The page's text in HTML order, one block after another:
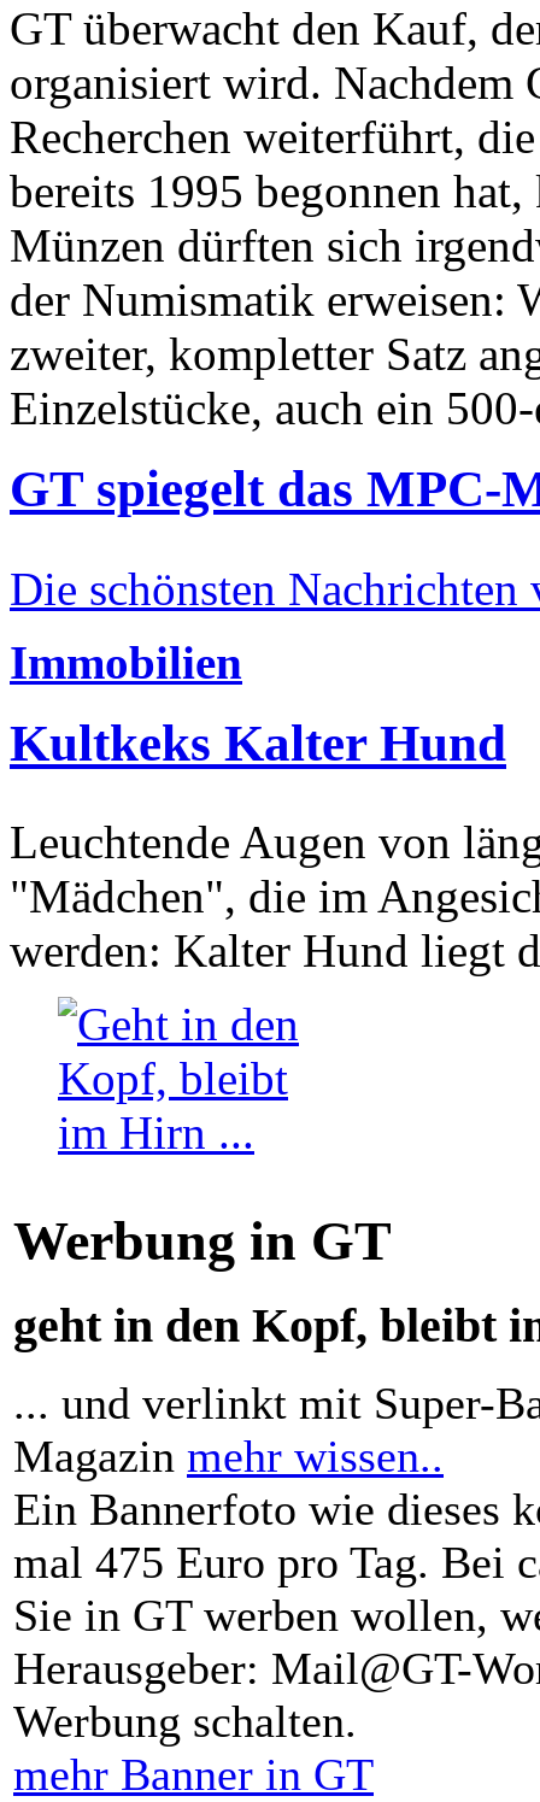
GT überwacht den Kauf,
organisiert wird. Nachdem
Recherchen weiterführt,
bereits 1995 begonnen
Münzen dürften sich
der Numismatik erweisen:
zweiter, kompletter Satz
Einzelstücke, auch ein
GT spiegelt das MPC-
Die schönsten Nachrichten
Immobilien
Kultkeks Kalter Hund
Leuchtende Augen von
"Mädchen", die im
werden: Kalter Hund liegt
Werbung in GT
geht in den Kopf, bleibt
... und verlinkt mit Super-
Magazin mehr wissen..
Ein Bannerfoto wie dieses
mal 475 Euro pro Tag. Bei
Sie in GT werben wollen,
Herausgeber: Mail@GT-
Werbung schalten.
mehr Banner in GT